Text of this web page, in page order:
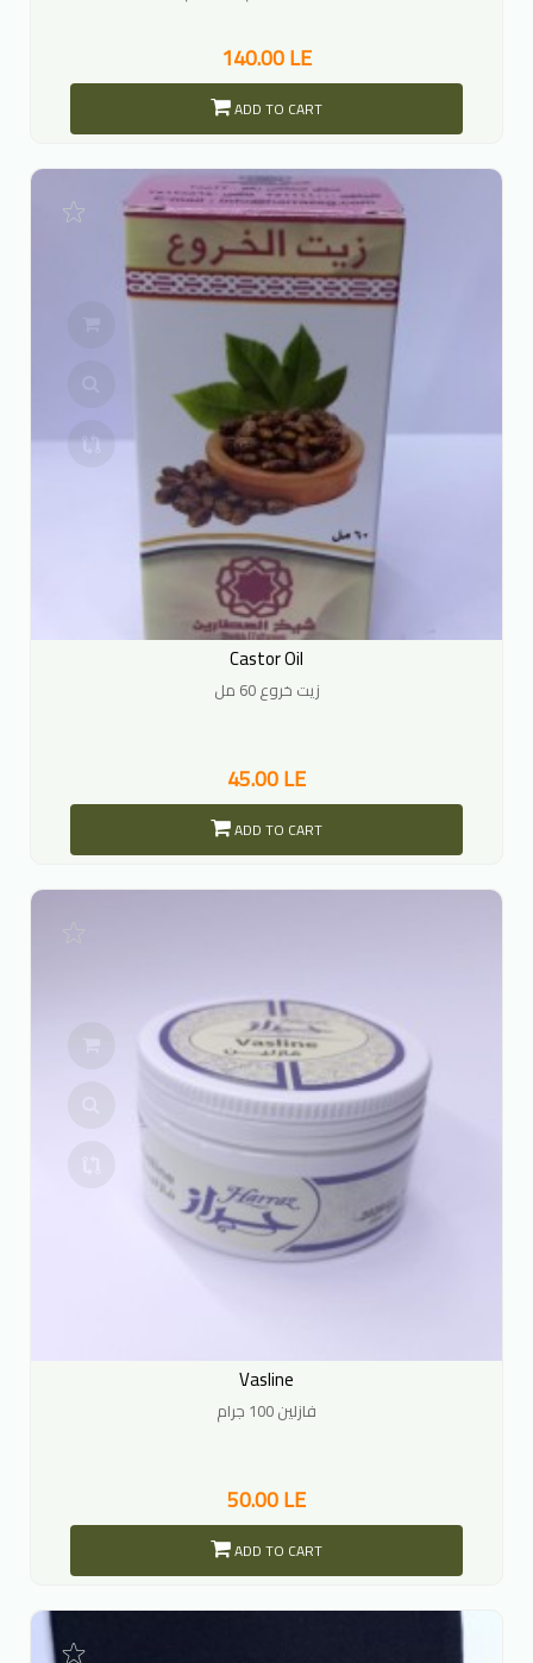
140.00 LE
ADD TO CART
Castor Oil
زيت خروع 60 مل
45.00 LE
ADD TO CART
Vasline
فازلين 100 جرام
50.00 LE
ADD TO CART